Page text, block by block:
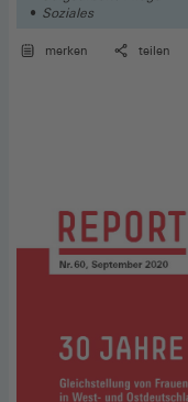
Soziales
merken teilen